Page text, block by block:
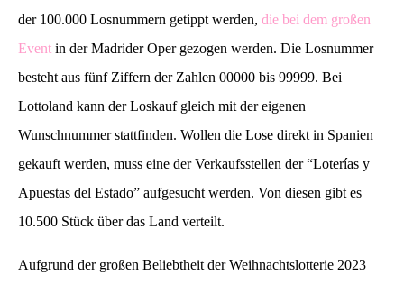
der 100.000 Losnummern getippt werden, die bei dem großen
Event in der Madrider Oper gezogen werden. Die Losnummer
besteht aus fünf Ziffern der Zahlen 00000 bis 99999. Bei
Lottoland kann der Loskauf gleich mit der eigenen
Wunschnummer stattfinden. Wollen die Lose direkt in Spanien
gekauft werden, muss eine der Verkaufsstellen der “Loterías y
Apuestas del Estado” aufgesucht werden. Von diesen gibt es
10.500 Stück über das Land verteilt.
Aufgrund der großen Beliebtheit der Weihnachtslotterie 2023